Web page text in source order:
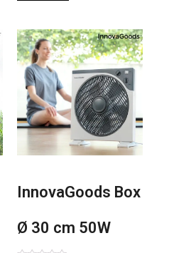
InnovaGoods Box
Ø 30 cm 50W